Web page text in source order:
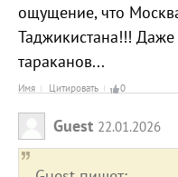
ощущение, что
Таджикистана!!!
тараканов...
Имя Цитировать 0
Guest 22.01.2026